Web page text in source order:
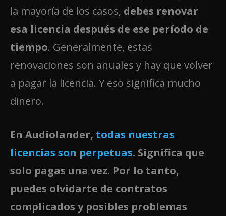
la mayoría de los casos, debes renovar
esa licencia después de ese período de
tiempo. Generalmente, estas
renovaciones son anuales y hay que volver
a pagar la licencia. Y eso significa mucho
dinero.
En Audiolander, todas nuestras
licencias son perpetuas. Significa que
solo pagas una vez. Por lo tanto,
puedes olvidarte de contratos
complicados y posibles problemas